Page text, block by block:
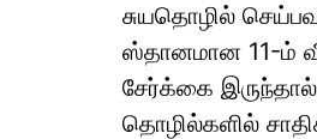
சுயதொழில்
ஸ்தானமான 11-ம்
சேர்க்கை
தொழில்களில்